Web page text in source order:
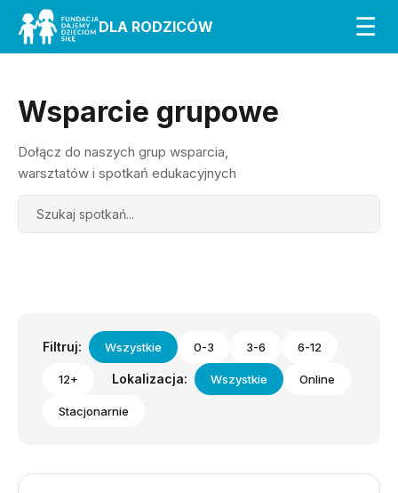
DLA RODZICÓW ☰
Wsparcie grupowe
Dołącz do naszych grup wsparcia,
warsztatów i spotkań edukacyjnych
Search
Filtruj: Wszystkie 0-3 3-6 6-12
12+ Lokalizacja: Wszystkie Online
Stacjonarnie